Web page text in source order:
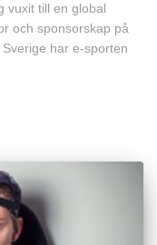
vuxit till en global
och sponsorskap på
har e-sporten